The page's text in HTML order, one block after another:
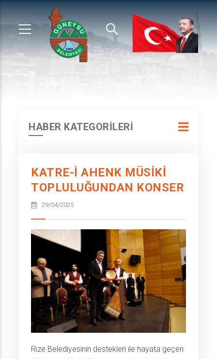
HABER KATEGORİLERİ
KATRE-İ AHENK MÜSİKİ
TOPLULUĞUNDAN KONSER
29/04/2025
Rize Belediyesinin destekleri ile hayata geçen